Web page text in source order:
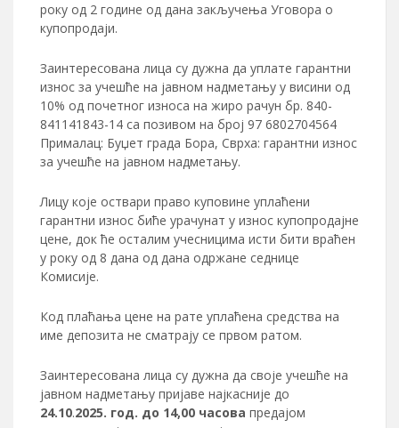
року од 2 године од дана закључења Уговора о
купопродаји.
Заинтересована лица су дужна да уплате гарантни
износ за учешће на јавном надметању у висини од
10% од почетног износа на жиро рачун бр. 840-
841141843-14 са позивом на број 97 6802704564
Прималац: Буџет града Бора, Сврха: гарантни износ
за учешће на јавном надметању.
Лицу које оствари право куповине уплаћени
гарантни износ биће урачунат у износ купопродајне
цене, док ће осталим учесницима исти бити враћен
у року од 8 дана од дана одржане седнице
Комисије.
Код плаћања цене на рате уплаћена средства на
име депозита не сматрају се првом ратом.
Заинтересована лица су дужна да своје учешће на
јавном надметању пријаве најкасније до
24.10.2025. год. до 14,00 часова предајом